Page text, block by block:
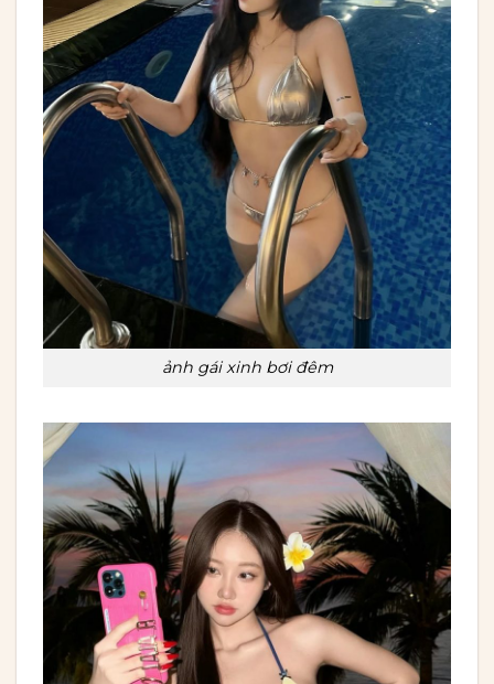
ảnh gái xinh bơi đêm